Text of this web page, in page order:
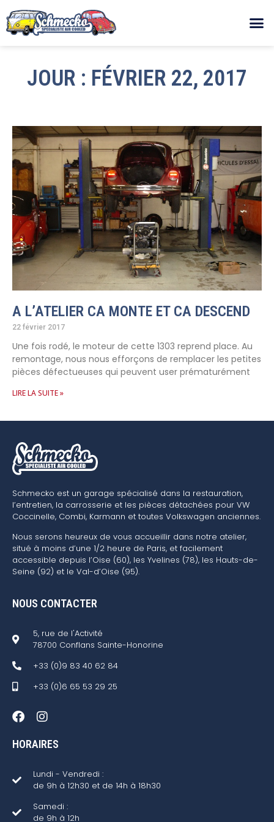
JOUR : FÉVRIER 22, 2017
A L’ATELIER CA MONTE ET CA DESCEND
22 février 2017
Une fois rodé, le moteur de cette 1303 reprend place. Au
remontage, nous nous efforçons de remplacer les petites
pièces défectueuses qui peuvent user prématurément
LIRE LA SUITE »
Schmecko est un garage spécialisé dans la restauration,
l’entretien, la carrosserie et les pièces détachées pour VW
Coccinelle, Combi, Karmann et toutes Volkswagen anciennes.
Nous serons heureux de vous accueillir dans notre atelier,
situé à moins d’une 1/2 heure de Paris, et facilement
accessible depuis l’Oise (60), les Yvelines (78), les Hauts-de-
Seine (92) et le Val-d’Oise (95).
NOUS CONTACTER
5, rue de l'Activité
78700 Conflans Sainte-Honorine
+33 (0)9 83 40 62 84
+33 (0)6 65 53 29 25
HORAIRES
Lundi - Vendredi :
de 9h à 12h30 et de 14h à 18h30
Samedi :
de 9h à 12h